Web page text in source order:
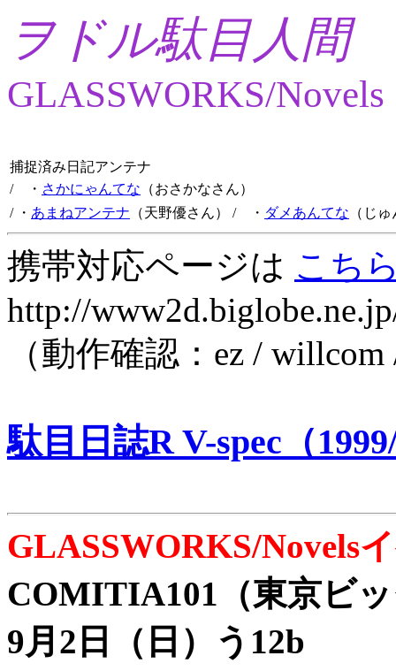
ヲドル駄目人間
GLASSWORKS/Novels
捕捉済み日記アンテナ
/ ・ さかにゃんてな （おさかなさん）
/ ・ あまねアンテナ （天野優さん） / ・ ダメあんてな （じ
携帯対応ページは こち
http://
（動作確認：ez /
駄目日誌R V-spec（
GLASSWORKS/Novels
COMITIA101（東京ビ
9月2日（日）う12b